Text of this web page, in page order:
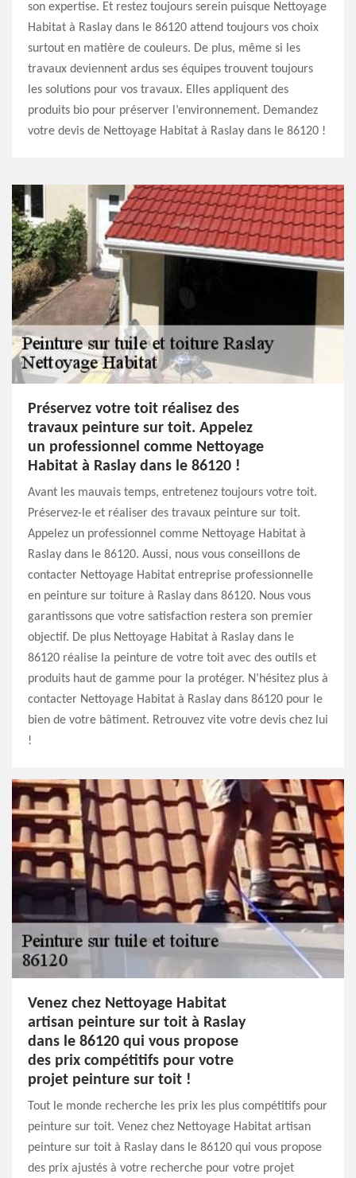
son expertise. Et restez toujours serein puisque Nettoyage
Habitat à Raslay dans le 86120 attend toujours vos choix
surtout en matière de couleurs. De plus, même si les
travaux deviennent ardus ses équipes trouvent toujours
les solutions pour vos travaux. Elles appliquent des
produits bio pour préserver l’environnement. Demandez
votre devis de Nettoyage Habitat à Raslay dans le 86120 !
Préservez votre toit réalisez des
travaux peinture sur toit. Appelez
un professionnel comme Nettoyage
Habitat à Raslay dans le 86120 !
Avant les mauvais temps, entretenez toujours votre toit.
Préservez-le et réaliser des travaux peinture sur toit.
Appelez un professionnel comme Nettoyage Habitat à
Raslay dans le 86120. Aussi, nous vous conseillons de
contacter Nettoyage Habitat entreprise professionnelle
en peinture sur toiture à Raslay dans 86120. Nous vous
garantissons que votre satisfaction restera son premier
objectif. De plus Nettoyage Habitat à Raslay dans le
86120 réalise la peinture de votre toit avec des outils et
produits haut de gamme pour la protéger. N’hésitez plus à
contacter Nettoyage Habitat à Raslay dans 86120 pour le
bien de votre bâtiment. Retrouvez vite votre devis chez lui
!
Venez chez Nettoyage Habitat
artisan peinture sur toit à Raslay
dans le 86120 qui vous propose
des prix compétitifs pour votre
projet peinture sur toit !
Tout le monde recherche les prix les plus compétitifs pour
peinture sur toit. Venez chez Nettoyage Habitat artisan
peinture sur toit à Raslay dans le 86120 qui vous propose
des prix ajustés à votre recherche pour votre projet